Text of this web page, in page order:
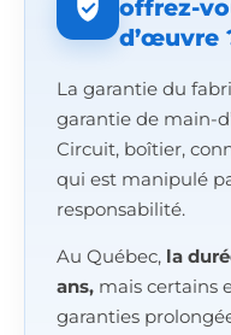
offrez-
d’œuvre
La garantie du
garantie de main-
Circuit, boîtier,
qui est manipulé
responsabilité.
Au Québec, la
ans, mais certains
garanties